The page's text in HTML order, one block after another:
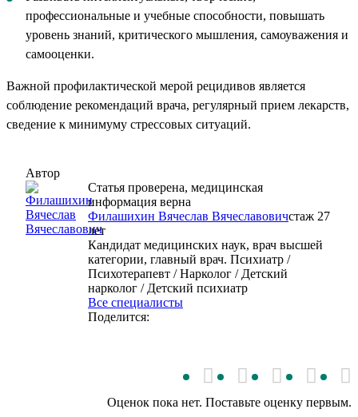
профессиональные и учебные способности, повышать
уровень знаний, критического мышления, самоуважения и
самооценки.
Важной профилактической мерой рецидивов является
соблюдение рекомендаций врача, регулярный прием лекарств,
сведение к минимуму стрессовых ситуаций.
Автор
Статья проверена, медицинская
информация верна
Филашихин Вячеслав Вячеславовичcтаж 27
лет
Кандидат медицинских наук, врач высшей
категории, главный врач. Психиатр /
Психотерапевт / Нарколог / Детский
нарколог / Детский психиатр
Все специалисты
Поделится:
Оценок пока нет. Поставьте оценку первым.